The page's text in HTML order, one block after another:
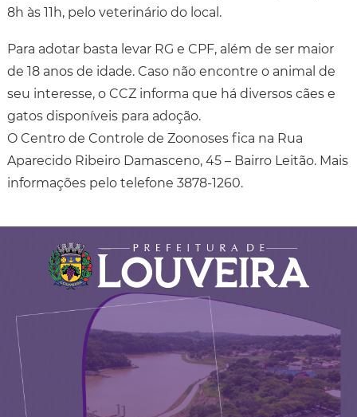
8h às 11h, pelo veterinário do local.
Para adotar basta levar RG e CPF, além de ser maior
de 18 anos de idade. Caso não encontre o animal de
seu interesse, o CCZ informa que há diversos cães e
gatos disponíveis para adoção.
O Centro de Controle de Zoonoses fica na Rua
Aparecido Ribeiro Damasceno, 45 – Bairro Leitão. Mais
informações pelo telefone 3878-1260.